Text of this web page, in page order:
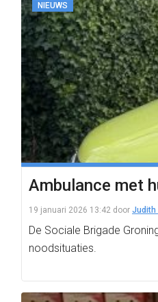
NIEUWS
Ambulance met
19 januari 2026 13:42 door Judith
De Sociale Brigade
noodsituaties.